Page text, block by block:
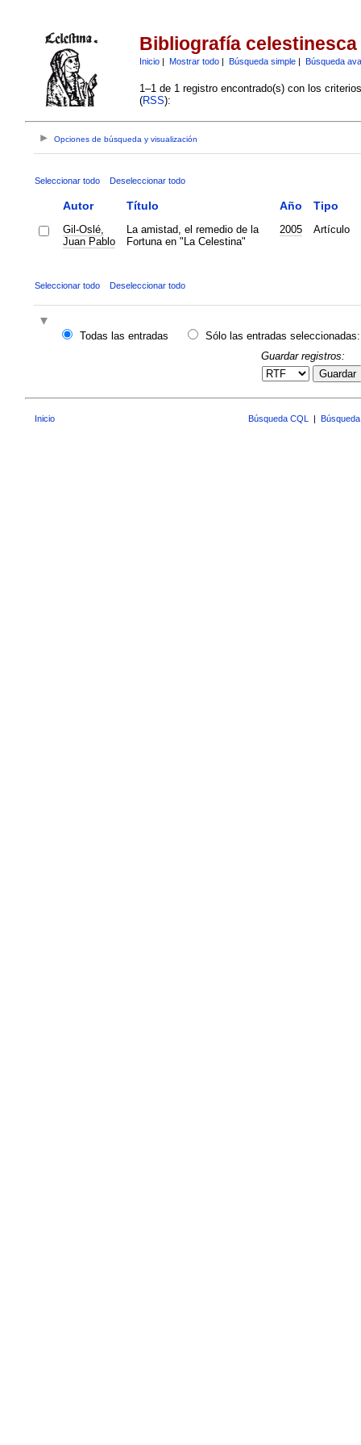
Bibliografía celestinesca
Inicio| Mostrar todo| Búsqueda simple| Búsqueda
1–1 de 1 registro encontrado(s) con los
(RSS):
Opciones de búsqueda y visualización
Seleccionar todo Deseleccionar todo
Autor Título Año Tipo
Gil-Oslé,
Juan Pablo
La amistad, el remedio de la
Fortuna en "La Celestina"
2005 Artículo
Seleccionar todo Deseleccionar todo
Todas las entradas
Sólo las entradas seleccionadas:
Guardar registros:
Guardar
Inicio Búsqueda CQL